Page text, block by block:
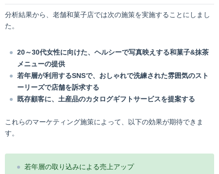
分析結果から、老舗和菓子店では次の施策を実施することにしまし
た。
20～30代女性に向けた、ヘルシーで写真映えする和菓子&抹茶
メニューの提供
若年層が利用するSNSで、おしゃれで洗練された雰囲気のスト
ーリーズで店舗を訴求する
既存顧客に、土産品のカタログギフトサービスを提案する
これらのマーケティング施策によって、以下の効果が期待できま
す。
若年層の取り込みによる売上アップ